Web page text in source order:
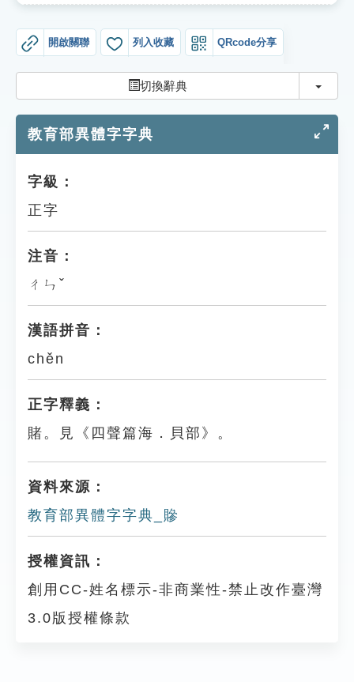
貓頭鷹博士
開啟關聯 列入收藏 QRcode分享
切換辭典 切換
教育部異體字字典
字級：
正字
注音：
ㄔㄣˇ
漢語拼音：
chěn
正字釋義：
賭。見《四聲篇海．貝部》。
資料來源：
教育部異體字字典_贂
授權資訊：
創用CC-姓名標示-非商業性-禁止改作臺灣
3.0版授權條款